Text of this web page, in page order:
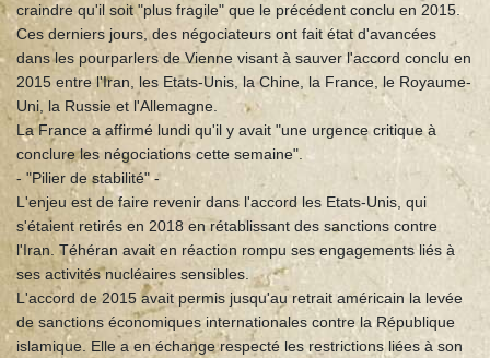
craindre qu'il soit "plus fragile" que le précédent conclu en 2015.
Ces derniers jours, des négociateurs ont fait état d'avancées
dans les pourparlers de Vienne visant à sauver l'accord conclu en
2015 entre l'Iran, les Etats-Unis, la Chine, la France, le Royaume-
Uni, la Russie et l'Allemagne.
La France a affirmé lundi qu'il y avait "une urgence critique à
conclure les négociations cette semaine".
- "Pilier de stabilité" -
L'enjeu est de faire revenir dans l'accord les Etats-Unis, qui
s'étaient retirés en 2018 en rétablissant des sanctions contre
l'Iran. Téhéran avait en réaction rompu ses engagements liés à
ses activités nucléaires sensibles.
L'accord de 2015 avait permis jusqu'au retrait américain la levée
de sanctions économiques internationales contre la République
islamique. Elle a en échange respecté les restrictions liées à son